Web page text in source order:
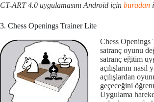
CT-ART 4.0 uygulamasını Android için buradan
3. Chess Openings Trainer Lite
Chess
satranç oyunu
satranç eğitim
açılışlarını nasıl
açılışlardan
geçeceğini
Uygulama